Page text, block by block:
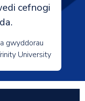
cefnogi
gwyddorau
University